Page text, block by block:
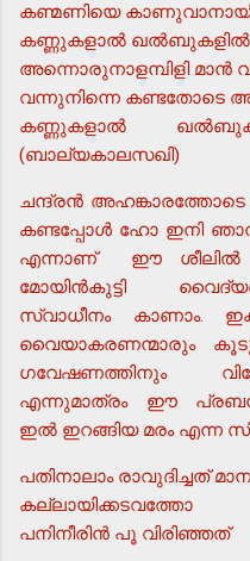
കണ്മണിയെ
കണ്ണുകളാല്‍ ഖല്‍ബുകളില്‍
അന്നൊരുനാളമ്പിളി മാന്‍
വന്നുനിന്നെ കണ്ടതോടെ
കണ്ണുകളാല്‍
(ബാല്യകാലസഖി)
ചന്ദ്രന്‍ അഹങ്കാരത്തോടെ
കണ്ടപ്പോള്‍ ഹോ ഇനി
എന്നാണ് ഈ ശീലില്‍
മോയിന്‍കുട്ടി
സ്വാധീനം കാണാം.
വൈയാകരണന്മാരും
ഗവേഷണത്തിനും
എന്നുമാത്രം ഈ
ഇല്‍ ഇറങ്ങിയ മരം എന്ന
പതിനാലാം രാവുദിച്ചത്
കല്ലായിക്കടവത്തോ
പനിനീരിന്‍ പൂ വിരിഞ്ഞത്